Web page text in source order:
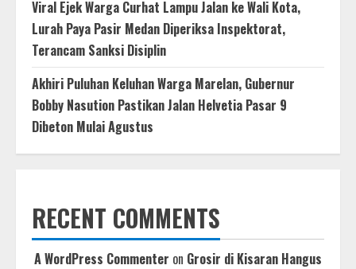
Viral Ejek Warga Curhat Lampu Jalan ke Wali Kota,
Lurah Paya Pasir Medan Diperiksa Inspektorat,
Terancam Sanksi Disiplin
Akhiri Puluhan Keluhan Warga Marelan, Gubernur
Bobby Nasution Pastikan Jalan Helvetia Pasar 9
Dibeton Mulai Agustus
RECENT COMMENTS
A WordPress Commenter on Grosir di Kisaran Hangus